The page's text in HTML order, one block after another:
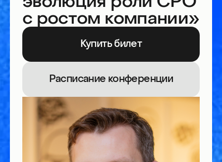
Купить билет
Расписание конференции